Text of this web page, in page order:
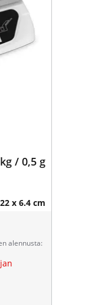
/ 0,5 g
x 6.4 cm
alennusta: